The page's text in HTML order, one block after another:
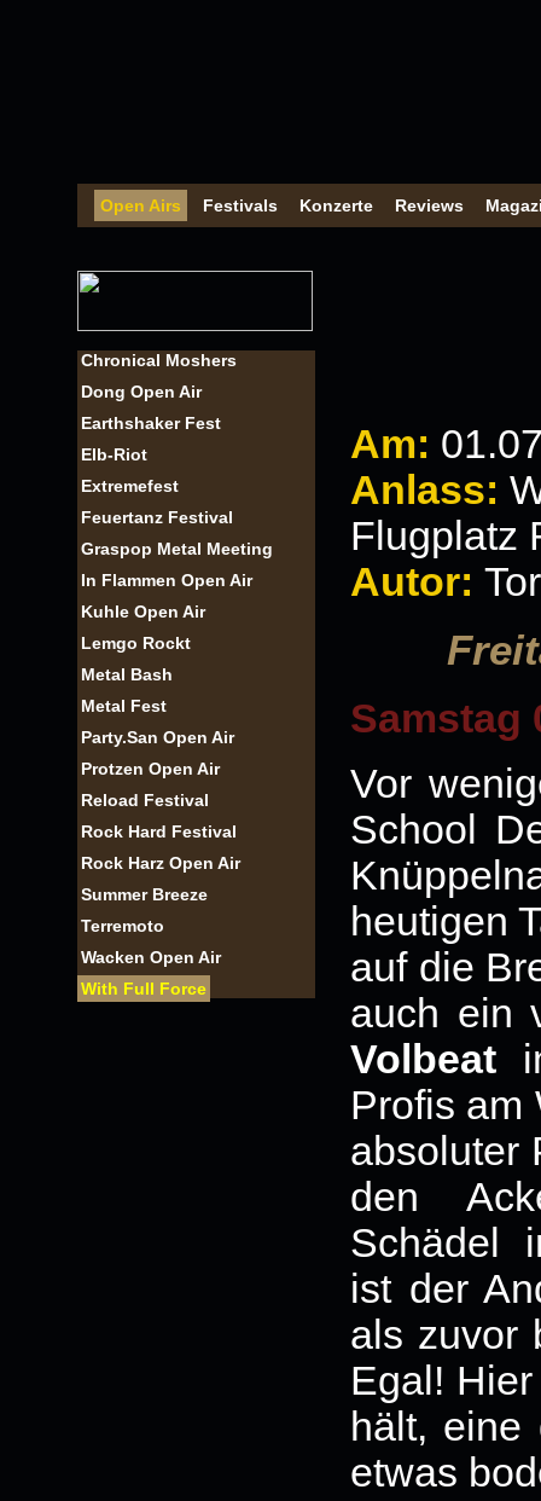
Open Airs Festivals Konzerte Reviews
Chronical Moshers
Dong Open Air
Earthshaker Fest
Elb-Riot
Extremefest
Feuertanz Festival
Graspop Metal Meeting
In Flammen Open Air
Kuhle Open Air
Lemgo Rockt
Metal Bash
Metal Fest
Party.San Open Air
Protzen Open Air
Reload Festival
Rock Hard Festival
Rock Harz Open Air
Summer Breeze
Terremoto
Wacken Open Air
With Full Force
Am: 01
Anlass:
Flugplatz
Autor:
Samstag
Vor
School
heutigen
auf die
auch ein
Volbeat
Profis am
absoluter
den
Schädel
ist der
als zuvor
Egal!
hält, eine
etwas